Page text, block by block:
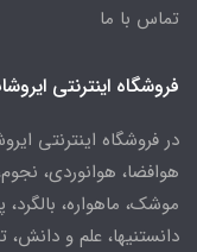
تماس با ما
فروشگاه اینترنتی
در فروشگاه اینترنتی
هوافضا، هوانوردی،
موشک، ماهواره، بالگرد،
دانستنیها، علم و